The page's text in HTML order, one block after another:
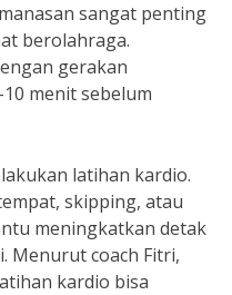
sangat penting
berolahraga.
gerakan
menit sebelum
latihan kardio.
skipping, atau
meningkatkan detak
Menurut coach Fitri,
kardio bisa